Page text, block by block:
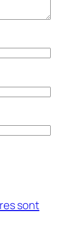
sont